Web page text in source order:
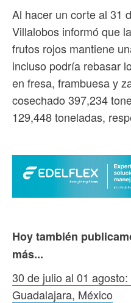
Al hacer un corte al 31
Villalobos informó que
frutos rojos mantiene
incluso podría rebasar
en fresa, frambuesa y
cosechado 397,234
129,448 toneladas,
Hoy también
más...
30 de julio al 01
Guadalajara, México